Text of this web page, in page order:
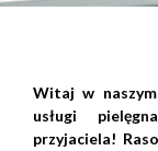
Witaj w
usługi
przyjaciela!